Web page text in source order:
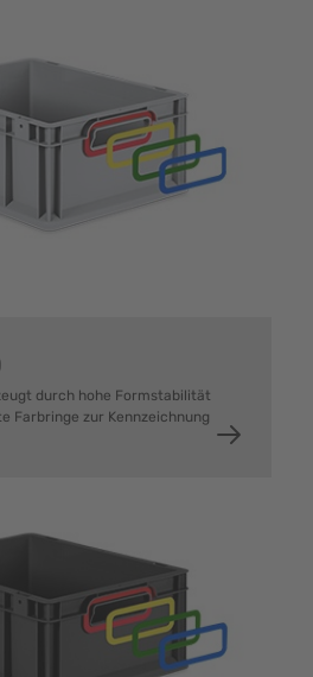
durch hohe Formstabilität
Farbringe zur Kennzeichnung